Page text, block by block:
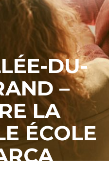
DU-
–
LA
ÉCOLE